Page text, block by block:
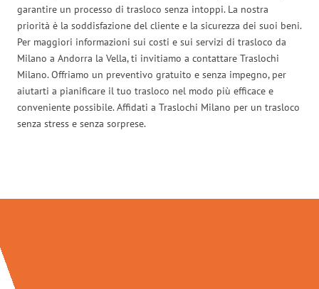
garantire un processo di trasloco senza intoppi. La nostra
priorità è la soddisfazione del cliente e la sicurezza dei suoi beni.
Per maggiori informazioni sui costi e sui servizi di trasloco da
Milano a Andorra la Vella, ti invitiamo a contattare Traslochi
Milano. Offriamo un preventivo gratuito e senza impegno, per
aiutarti a pianificare il tuo trasloco nel modo più efficace e
conveniente possibile. Affidati a Traslochi Milano per un trasloco
senza stress e senza sorprese.